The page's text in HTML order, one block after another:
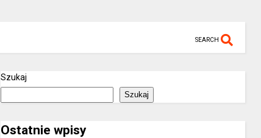
SEARCH
Szukaj
Szukaj
Ostatnie wpisy